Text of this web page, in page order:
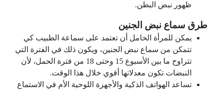
ظهور نبض البطن.
طرق سماع نبض الجنين
يمكن للمرأة الحامل أن تعتمد على سماعة الطبيب كي
تتمكن من سماع نبض الجنين، ويكون ذلك في الفترة التي
تتراوح ما بين الأسبوع 15 وحتى 18 من فترة الحمل، لأن
النبضات تكون معدلاتها أقوي خلال هذا الوقت.
تساعد الهواتف الذكية والأجهزة اللوحية الأم في الاستماع